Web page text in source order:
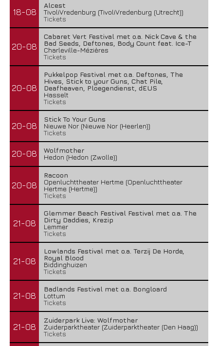
18-08
Alcest
TivoliVredenburg (TivoliVredenburg (Utrecht))
Tickets
20-08
Cabaret Vert Festival met o.a. Nick Cave & the
Bad Seeds, Deftones, Body Count feat. Ice-T
Charleville-Mézières
Tickets
20-08
Pukkelpop Festival met o.a. Deftones, The
Hives, Stick to your Guns, Chat Pile,
Deafheaven, Ploegendienst, dEUS
Hasselt
Tickets
20-08
Stick To Your Guns
Nieuwe Nor (Nieuwe Nor (Heerlen))
Tickets
20-08
Wolfmother
Hedon (Hedon (Zwolle))
20-08
Racoon
Openluchttheater Hertme (Openluchttheater
Hertme (Hertme))
Tickets
21-08
Glemmer Beach Festival Festival met o.a. The
Dirty Daddies, Krezip
Lemmer
Tickets
21-08
Lowlands Festival met o.a. Terzij De Horde,
Royal Blood
Biddinghuizen
Tickets
21-08
Badlands Festival met o.a. Bongloard
Lottum
Tickets
21-08
Zuiderpark Live: Wolfmother
Zuiderparktheater (Zuiderparktheater (Den Haag))
Tickets